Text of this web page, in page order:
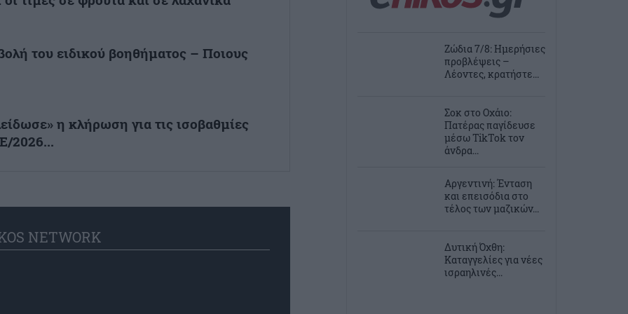
του ειδικού βοηθήματος – Ποιους
η κλήρωση για τις ισοβαθμίες
2026...
NETWORK
Ζώδια 7/8: Ημερήσιες
προβλέψεις –
Λέοντες, κρατήστε...
Σοκ στο Οχάιο:
Πατέρας παγίδευσε
μέσω TikTok τον
άνδρα...
Αργεντινή: Ένταση
και επεισόδια στο
τέλος των μαζικών...
Δυτική Όχθη:
Καταγγελίες για νέες
ισραηλινές...